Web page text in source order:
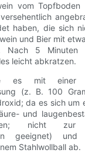
vom Topfboden
haben, die sich
und Bier mit
Nach 5 Minuten
leicht abkratzen.
es mit einer
(z. B. 100
da es sich um
und
nicht zur
geeignet)
Stahlwollball ab.